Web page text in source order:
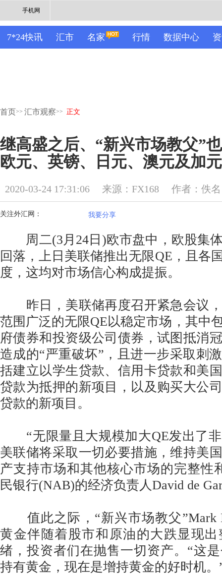
手机网
7*24快讯 汇市 名家 行情 数据中心
首页>> 汇市观察>> 正文
继高盛之后、“新兴市场教父”
欧元、英镑、日元、澳元及加
2020-03-24 17:31:06 来源：FX168 作者：佚名
关注外汇网： 我要分享
周二(3月24日)欧市盘中，欧股集
回落，上日美联储推出无限QE，且各
度，这均对市场信心构成提振。
昨日，美联储再度召开紧急会议，
范围广泛的无限QE以稳定市场，其中
府债券和投资级公司债券，试图抵消
造成的“严重破坏”，且进一步采取刺
括建立以学生贷款、信用卡贷款和美
贷款为抵押的新项目，以及购买大公
贷款的新项目。
“无限量且大规模加大QE发出了非
美联储将采取一切必要措施，维持美
产支持市场和其他核心市场的完整性
民银行(NAB)的经济负责人David de
值此之际，“新兴市场教父”Mark
黄金伴随着股市和原油的大跌显现
绪，投资者们在抛售一切资产。“这
持有黄金，现在是增持黄金的好时机。